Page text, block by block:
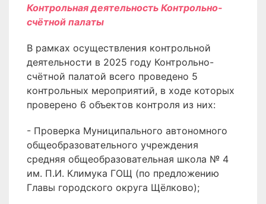
Контрольная деятельность Контрольно-
счётной палаты
В рамках осуществления контрольной
деятельности в 2025 году Контрольно-
счётной палатой всего проведено 5
контрольных мероприятий, в ходе которых
проверено 6 объектов контроля из них:
- Проверка Муниципального автономного
общеобразовательного учреждения
средняя общеобразовательная школа № 4
им. П.И. Климука ГОЩ (по предложению
Главы городского округа Щёлково);